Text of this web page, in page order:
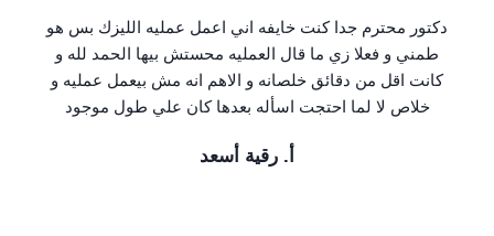
دكتور محترم جدا كنت خايفه اني اعمل عمليه الليزك بس هو
طمني و فعلا زي ما قال العمليه محستش بيها الحمد لله و
كانت اقل من دقائق خلصانه و الاهم انه مش بيعمل عمليه و
خلاص لا لما احتجت اسأله بعدها كان علي طول موجود
أ. رقية أسعد